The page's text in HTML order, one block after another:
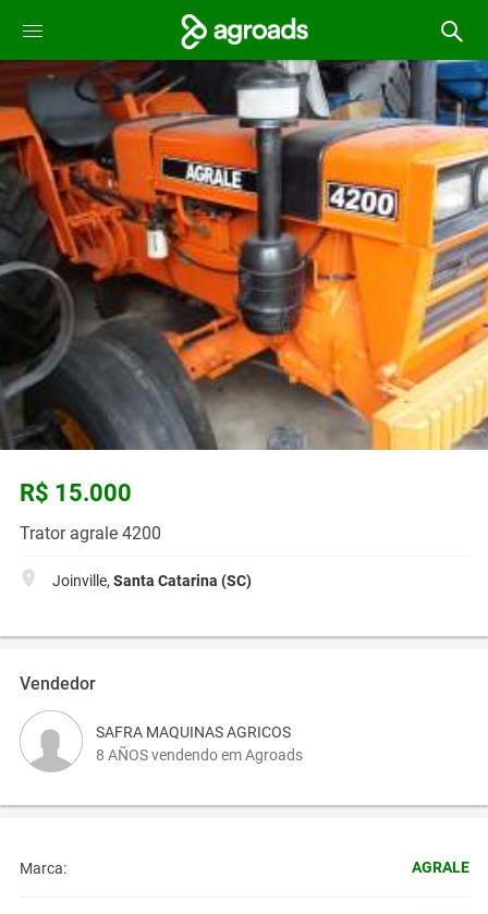
R$ 15.000
Trator agrale 4200
Joinville, Santa Catarina (SC)
Vendedor
SAFRA MAQUINAS AGRICOS
8 AÑOS vendendo em Agroads
Marca: AGRALE